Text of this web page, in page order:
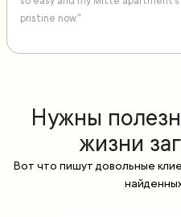
pristine now."
Нужны
жизни
Вот что пишут довольные